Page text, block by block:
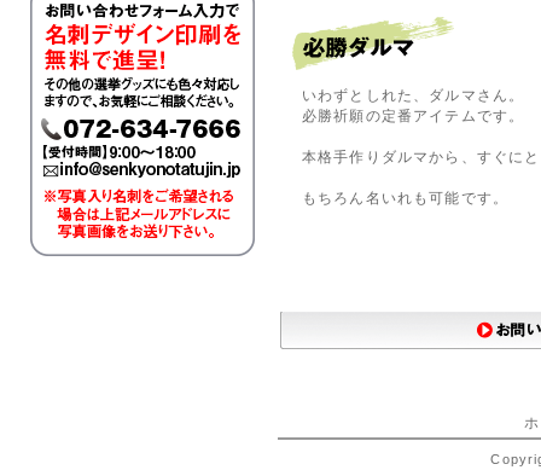
いわずとしれた、ダルマさん。
必勝祈願の定番アイテムです。
本格手作りダルマから、すぐに
もちろん名いれも可能です。